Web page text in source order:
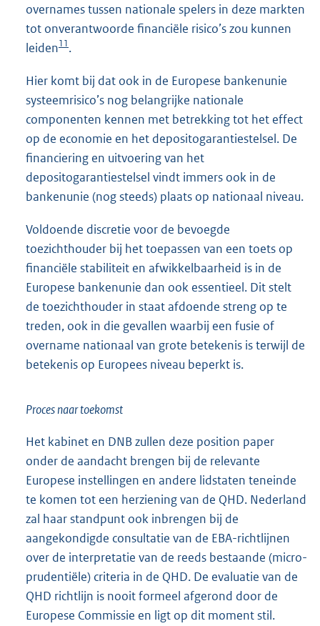
overnames tussen nationale spelers in deze markten
tot onverantwoorde financiële risico’s zou kunnen
leiden11.
Hier komt bij dat ook in de Europese bankenunie
systeemrisico’s nog belangrijke nationale
componenten kennen met betrekking tot het effect
op de economie en het depositogarantiestelsel. De
financiering en uitvoering van het
depositogarantiestelsel vindt immers ook in de
bankenunie (nog steeds) plaats op nationaal niveau.
Voldoende discretie voor de bevoegde
toezichthouder bij het toepassen van een toets op
financiële stabiliteit en afwikkelbaarheid is in de
Europese bankenunie dan ook essentieel. Dit stelt
de toezichthouder in staat afdoende streng op te
treden, ook in die gevallen waarbij een fusie of
overname nationaal van grote betekenis is terwijl de
betekenis op Europees niveau beperkt is.
Proces naar toekomst
Het kabinet en DNB zullen deze position paper
onder de aandacht brengen bij de relevante
Europese instellingen en andere lidstaten teneinde
te komen tot een herziening van de QHD. Nederland
zal haar standpunt ook inbrengen bij de
aangekondigde consultatie van de EBA-richtlijnen
over de interpretatie van de reeds bestaande (micro-
prudentiële) criteria in de QHD. De evaluatie van de
QHD richtlijn is nooit formeel afgerond door de
Europese Commissie en ligt op dit moment stil.